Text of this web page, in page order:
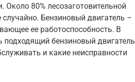
Около 80% лесозаготовительной
случайно. Бензиновый двигатель –
ее работоспособность. В
бензиновый двигатель
и какие неисправности